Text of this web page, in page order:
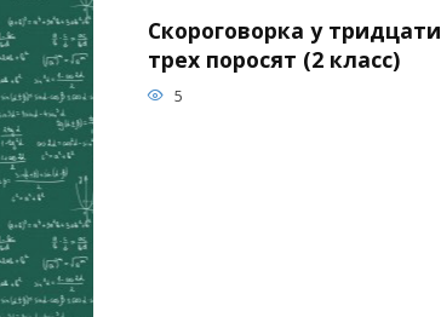
Скороговорка у тридцати
трех поросят (2 класс)
5